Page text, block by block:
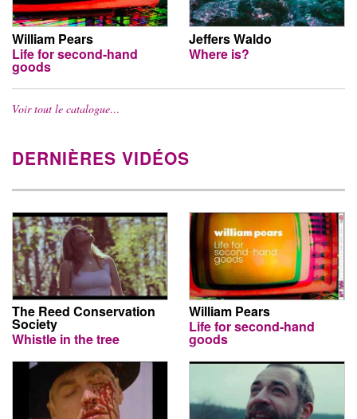
William Pears
Life for second-hand
goods
Jeffers Waldo
Where is?
Voir tout le catalogue…
DERNIÈRES VIDÉOS
The Reed Conservation
Society
Whistle in the tree
William Pears
Life for second-hand
goods